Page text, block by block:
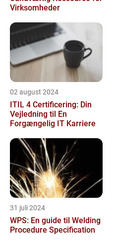
Virksomheder
02 august 2024
ITIL 4 Certificering: Din
Vejledning til En
Forgængelig IT Karriere
31 juli 2024
WPS: En guide til Welding
Procedure Specification